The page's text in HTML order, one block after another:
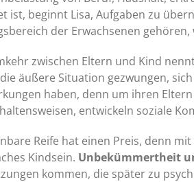
ist, beginnt Lisa, Aufgaben zu
der Erwachsenen
zwischen Eltern und Kind
äußere Situation gezwungen,
haben, denn um ihren
entwickeln soziale
Reife hat einen Preis, denn
Kindsein. Unbekümmertheit
kommen, die später zu